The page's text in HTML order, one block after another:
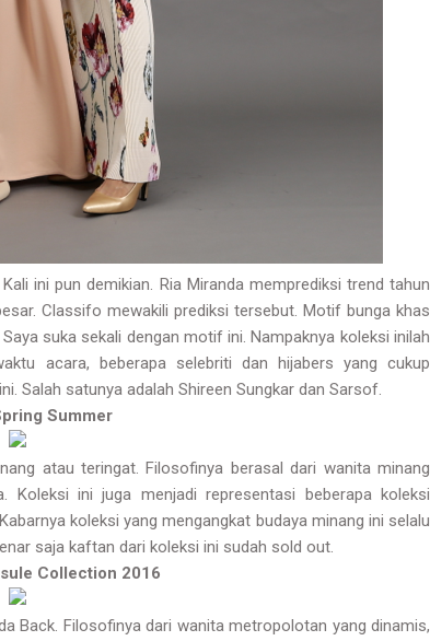
ini pun demikian. Ria Miranda memprediksi trend tahun
Classifo mewakili prediksi tersebut. Motif bunga khas
suka sekali dengan motif ini. Nampaknya koleksi inilah
acara, beberapa selebriti dan hijabers yang cukup
Salah satunya adalah Shireen Sungkar dan Sarsof.
Summer
atau teringat. Filosofinya berasal dari wanita minang
ini juga menjadi representasi beberapa koleksi
koleksi yang mengangkat budaya minang ini selalu
saja kaftan dari koleksi ini sudah sold out.
Collection 2016
Back. Filosofinya dari wanita metropolotan yang dinamis,